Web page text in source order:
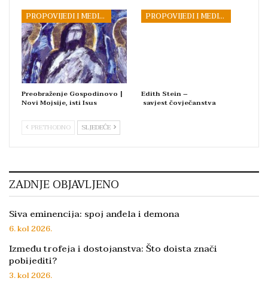
PROPOVIJEDI I MEDITACIJE
Preobraženje Gospodinovo |
Novi Mojsije, isti Isus
PROPOVIJEDI I MEDITACIJE
Edith Stein –
savjest čovječanstva
PRETHODNO SLJEDEĆE
ZADNJE OBJAVLJENO
Siva eminencija: spoj anđela i demona
6. kol 2026.
Između trofeja i dostojanstva: Što doista znači
pobijediti?
3. kol 2026.